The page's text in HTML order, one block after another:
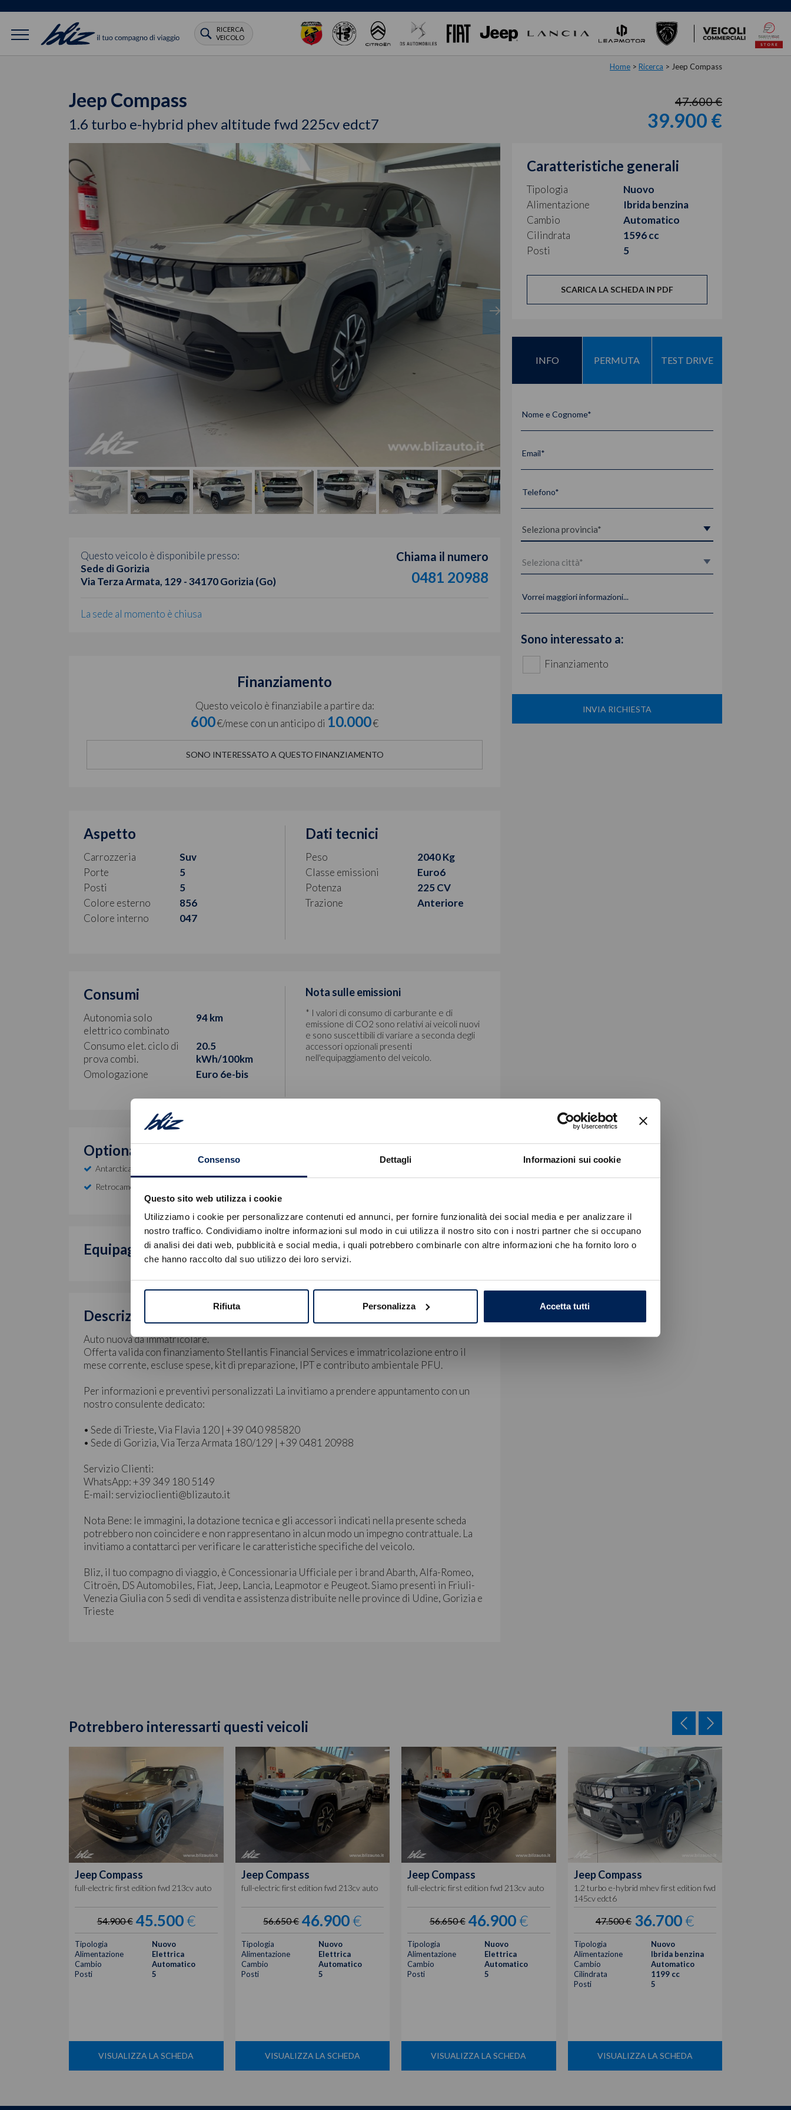
Consenso Dettagli Informazioni sui cookie
Questo sito web utilizza i cookie
Utilizziamo i cookie per personalizzare contenuti ed annunci, per fornire funzionalità dei social media e per analizzare il
nostro traffico. Condividiamo inoltre informazioni sul modo in cui utilizza il nostro sito con i nostri partner che si occupano
di analisi dei dati web, pubblicità e social media, i quali potrebbero combinarle con altre informazioni che ha fornito loro o
che hanno raccolto dal suo utilizzo dei loro servizi.
Rifiuta Personalizza Accetta tutti
RICERCA
VEICOLO
Home > Ricerca > Jeep Compass
Jeep Compass
1.6 turbo e-hybrid phev altitude fwd 225cv edct7
47.600 €
39.900 €
Questo veicolo è disponibile presso:
Sede di Gorizia
Via Terza Armata, 129 - 34170 Gorizia (Go)
Chiama il numero
0481 20988
La sede al momento è chiusa
Finanziamento
Questo veicolo è finanziabile a partire da:
600€/mese con un anticipo di 10.000€
SONO INTERESSATO A QUESTO FINANZIAMENTO
Aspetto
Carrozzeria
Suv
Porte
5
Posti
5
Colore esterno
856
Colore interno
047
Dati tecnici
Peso
2040 Kg
Classe emissioni
Euro6
Potenza
225 CV
Trazione
Anteriore
Consumi
Autonomia solo
elettrico combinato
94 km
Consumo elet. ciclo di
prova combi.
20.5
kWh/100km
Omologazione
Euro 6e-bis
Nota sulle emissioni
* I valori di consumo di carburante e di
emissione di CO2 sono relativi ai veicoli nuovi
e sono suscettibili di variare a seconda degli
accessori opzionali presenti
nell'equipaggiamento del veicolo.
Optional inclusi
Antarctica Con Tetto Nero
Retrocamera
Equipaggiamento di serie
Descrizione
Auto nuova da immatricolare.
Offerta valida con finanziamento Stellantis Financial Services e immatricolazione entro il
mese corrente, escluse spese, kit di preparazione, IPT e contributo ambientale PFU.
Per informazioni e preventivi personalizzati La invitiamo a prendere appuntamento con un
nostro consulente dedicato:
• Sede di Trieste, Via Flavia 120 | +39 040 985820
• Sede di Gorizia, Via Terza Armata 180/129 | +39 0481 20988
Servizio Clienti:
WhatsApp: +39 349 180 5149
E-mail: servizioclienti@blizauto.it
Nota Bene: le immagini, la dotazione tecnica e gli accessori indicati nella presente scheda
potrebbero non coincidere e non rappresentano in alcun modo un impegno contrattuale. La
invitiamo a contattarci per verificare le caratteristiche specifiche del veicolo.
Bliz, il tuo compagno di viaggio, è Concessionaria Ufficiale per i brand Abarth, Alfa-Romeo,
Citroën, DS Automobiles, Fiat, Jeep, Lancia, Leapmotor e Peugeot. Siamo presenti in Friuli-
Venezia Giulia con 5 sedi di vendita e assistenza distribuite nelle province di Udine, Gorizia e
Trieste
Caratteristiche generali
Tipologia
Nuovo
Alimentazione
Ibrida benzina
Cambio
Automatico
Cilindrata
1596 cc
Posti
5
SCARICA LA SCHEDA IN PDF
INFO PERMUTA TEST DRIVE
Nome e Cognome*
Email*
Telefono*
Vorrei maggiori informazioni...
Sono interessato a:
Finanziamento
INVIA RICHIESTA
Potrebbero interessarti questi veicoli
JeepCompass
full-electric first edition fwd 213cv auto
54.900 € 45.500€
Tipologia
Nuovo
Alimentazione
Elettrica
Cambio
Automatico
Posti
5
VISUALIZZA LA SCHEDA
JeepCompass
full-electric first edition fwd 213cv auto
56.650 € 46.900€
Tipologia
Nuovo
Alimentazione
Elettrica
Cambio
Automatico
Posti
5
VISUALIZZA LA SCHEDA
JeepCompass
full-electric first edition fwd 213cv auto
56.650 € 46.900€
Tipologia
Nuovo
Alimentazione
Elettrica
Cambio
Automatico
Posti
5
VISUALIZZA LA SCHEDA
JeepCompass
1.2 turbo e-hybrid mhev first edition fwd
145cv edct6
47.500 € 36.700€
Tipologia
Nuovo
Alimentazione
Ibrida benzina
Cambio
Automatico
Cilindrata
1199 cc
Posti
5
VISUALIZZA LA SCHEDA
Errore
Caricamento veicoli non riuscito
OK